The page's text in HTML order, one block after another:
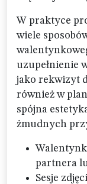
W praktyce
wiele
uzupełnienie
jako rekwizyt
również w
spójna
żmudnych
partnera
Sesje